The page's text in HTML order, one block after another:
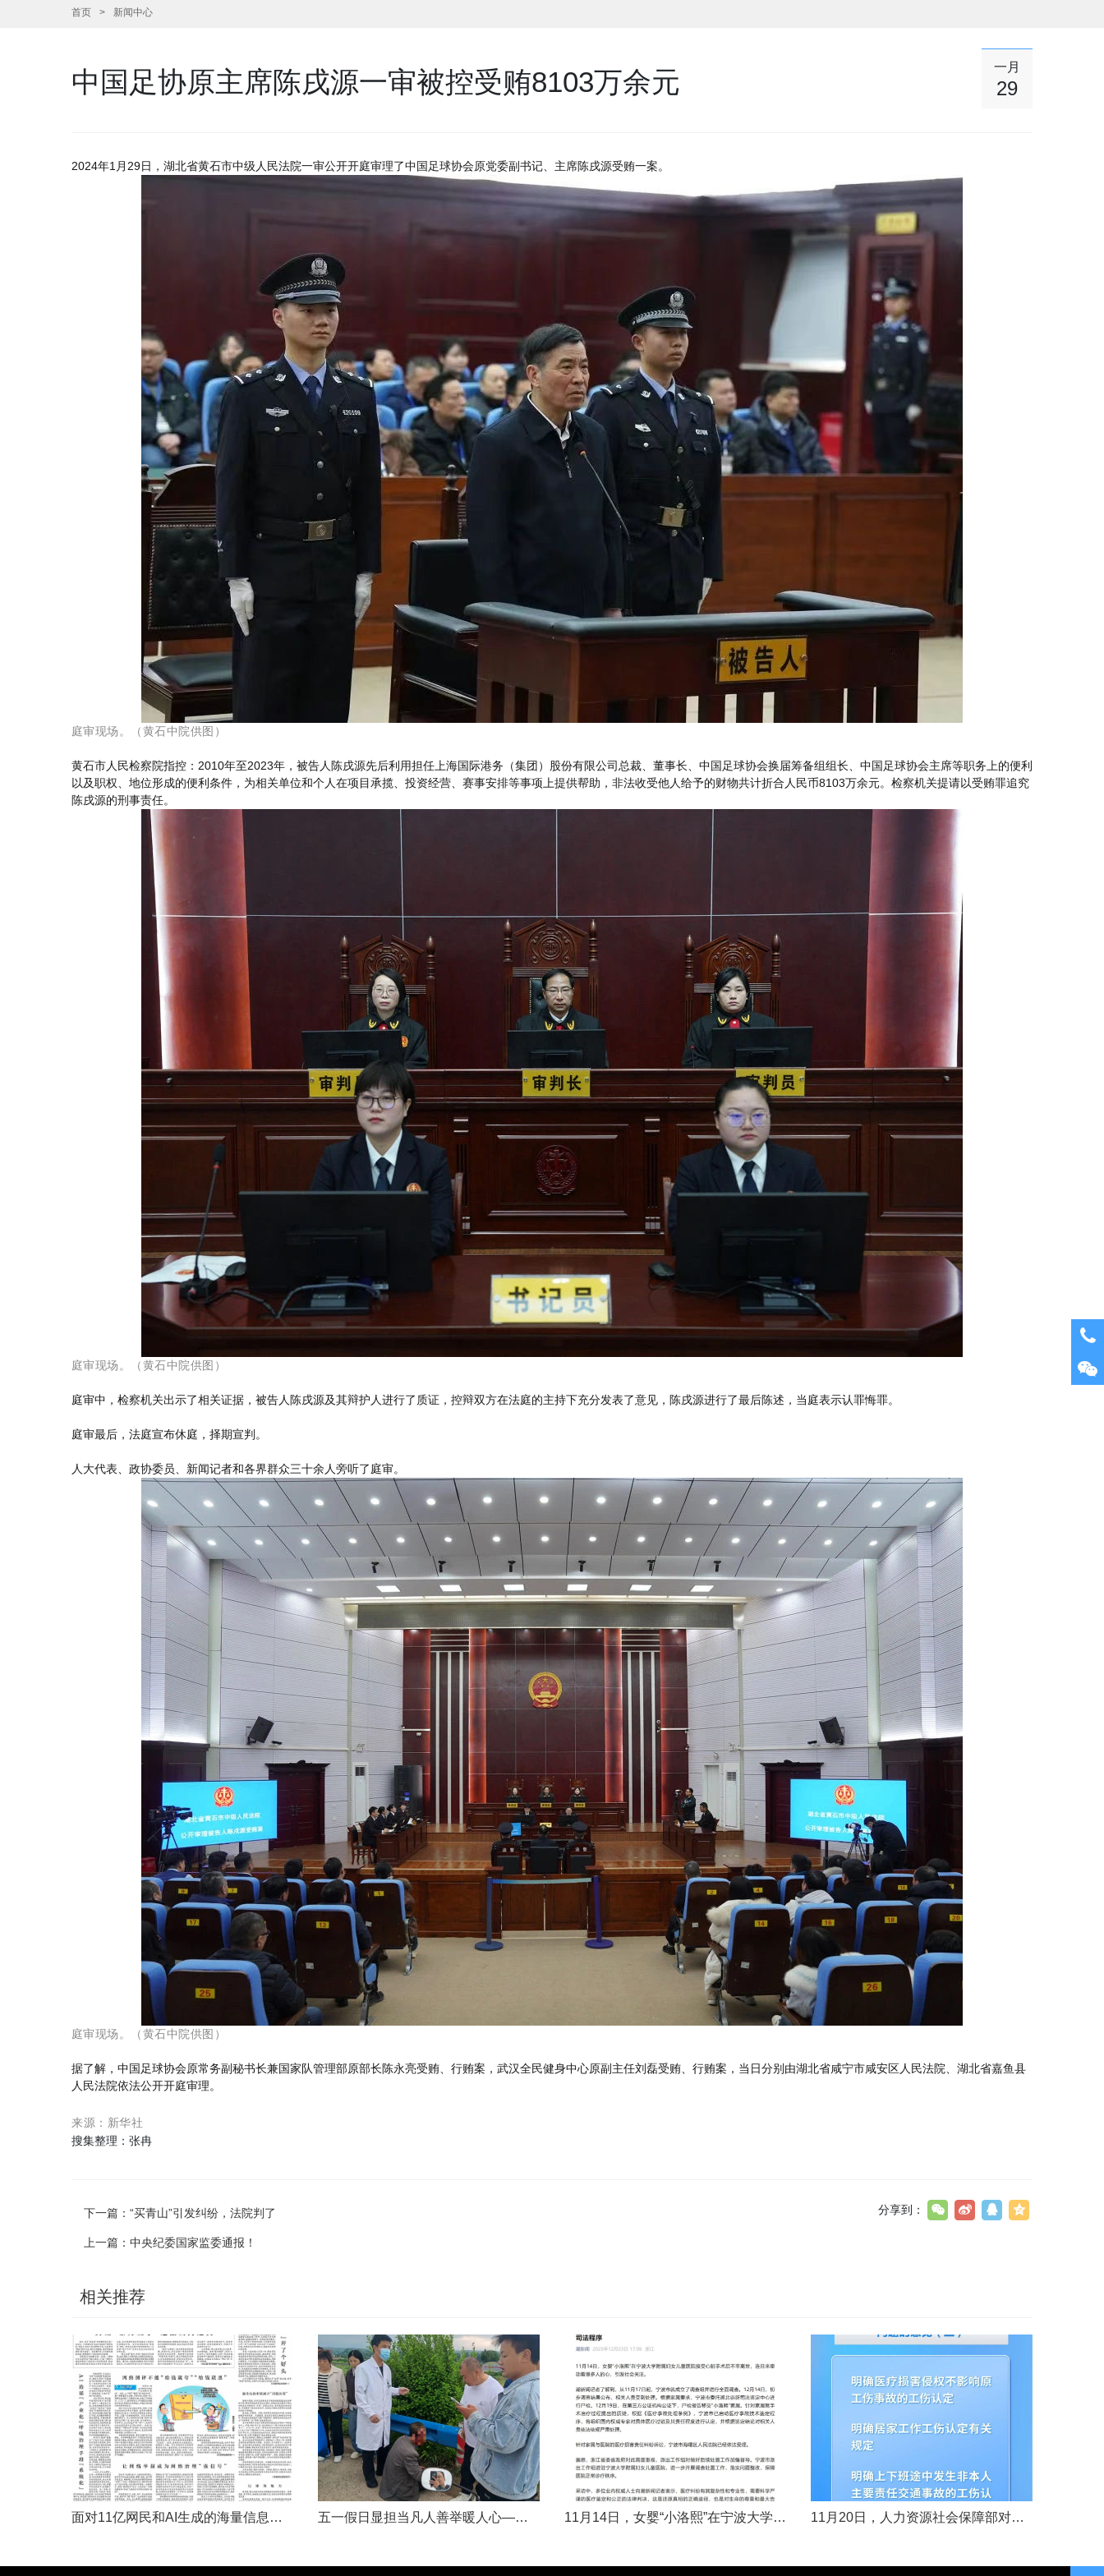
首页 新闻中心
中国足协原主席陈戌源一审被控受贿8103万余元 一月
29
2024年1月29日，湖北省黄石市中级人民法院一审公开开庭审理了中国足球协会原党委副书记、主席陈戌源受贿一案。
庭审现场。（黄石中院供图）
黄石市人民检察院指控：2010年至2023年，被告人陈戌源先后利用担任上海国际港务（集团）股份有限公司总裁、董事长、中国足球协会换届筹备组组长、中国足球协会主席等职务上的便利
以及职权、地位形成的便利条件，为相关单位和个人在项目承揽、投资经营、赛事安排等事项上提供帮助，非法收受他人给予的财物共计折合人民币8103万余元。检察机关提请以受贿罪追究
陈戌源的刑事责任。
庭审现场。（黄石中院供图）
庭审中，检察机关出示了相关证据，被告人陈戌源及其辩护人进行了质证，控辩双方在法庭的主持下充分发表了意见，陈戌源进行了最后陈述，当庭表示认罪悔罪。
庭审最后，法庭宣布休庭，择期宣判。
人大代表、政协委员、新闻记者和各界群众三十余人旁听了庭审。
庭审现场。（黄石中院供图）
据了解，中国足球协会原常务副秘书长兼国家队管理部原部长陈永亮受贿、行贿案，武汉全民健身中心原副主任刘磊受贿、行贿案，当日分别由湖北省咸宁市咸安区人民法院、湖北省嘉鱼县
人民法院依法公开开庭审理。
来源：新华社
搜集整理：张冉
分享到：
下一篇： “买青山”引发纠纷，法院判了
上一篇： 中央纪委国家监委通报！
相关推荐
面对11亿网民和AI生成的海量信息，如何更有效地打击色情、赌博、侵权、谣言等不良信息，确保网民的安全感和获得感持续“在线”？对这一网络治理之问，网信部门给出了清晰答案：用好网络举报这一关键抓手，推动“被动受理”转向“主动共治”，让群众监督的“微光”汇聚成净化网络生态的“洪流”。网络空间点多、线长、面广，平台规则再严密，监管部门再“给力”，也会有偶尔覆盖不到的角落。然而，在人民群众的敏锐感知面前，不...... 五一假日显担当凡人善举暖人心——渑池两名公职人员路遇车祸紧急施救2026年5月2日，五一假期期间，渑池县林业局职工范文杰、城管局职工关磊途经洛宁县景阳镇孙洞村时，偶遇一起交通事故。现场汽车与电动车相撞，骑行车主倒地受伤、头部流血，情况十分危急。危急时刻，二人毫不犹豫靠边停车，迅速上前查看伤情、安抚伤者，现场设置警戒防范二次事故，同步拨打120、110并联系伤者家属，全程坚守陪护、有序处置。直至家属...... 11月14日，女婴“小洛熙”在宁波大学附属妇女儿童医院接受心脏手术后不幸离世，连日来牵动着很多人的心，引发社会关注。记者了解到，从11月17日起，宁波市就成立了调查组并进行全面调查。12月14日，初步调查结果公布，相关人员受到处理。根据家属要求，宁波市委托湖北崇新司法鉴定中心进行尸检。12月19日，在第三方公证机构公证下，尸检报告移交“小洛熙”家属。针对家属就手术治疗过程提出的质疑，根据《医疗事故...... 11月20日，人力资源社会保障部对外发布关于执行《工伤保险条例》若干问题的意见（三），进一步解决工伤保险实践问题，更好保障职工和用人单位合法权益。意见（三）明确职工工伤医疗救治中受到医疗侵权、居家工作、上下班途中发生非本人主要责任交通事故等5类情形工伤认定及认定依据。其中包括：职工因工作原因受到事故伤害或患职业病，在治疗过程中，医疗机构的医疗侵权并不影响原工伤事故或职业病的工伤认定；按照单位安排居......